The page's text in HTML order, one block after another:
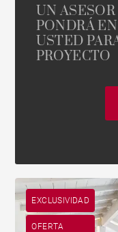
UN
PONDRÁ
USTED
PROYECTO
EXCLUSIVIDAD
OFERTA